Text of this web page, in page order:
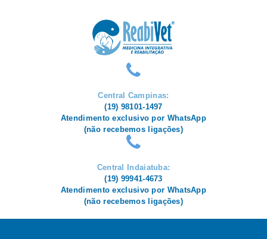
Central Campinas:
(19) 98101-1497
Atendimento exclusivo por WhatsApp
(não recebemos ligações)
Central Indaiatuba:
(19) 99941-4673
Atendimento exclusivo por WhatsApp
(não recebemos ligações)
CONHEÇA A REABIVET
ESPECIALIDADES
CUIDADOS À DISTÂNCIA
AGENDAMENTO